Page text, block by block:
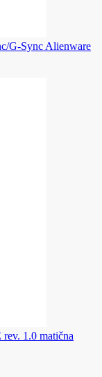
G-Sync Alienware
1.0 matična